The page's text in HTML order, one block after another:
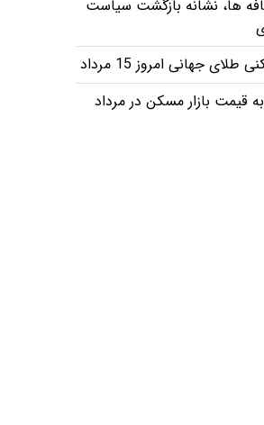
ها، نشانه بازگشت سیاست
طلای جهانی امروز 15 مرداد
قیمت بازار مسکن در مرداد